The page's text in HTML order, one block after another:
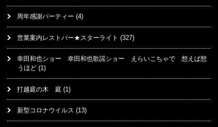
周年感謝パーティー (4)
営業案内レストバー★スターライト (327)
幸田和也ショー 幸田和也歌謡ショー えらいこちゃで 想えば想
うほど (1)
打越庭の木 庭 (1)
新型コロナウイルス (13)